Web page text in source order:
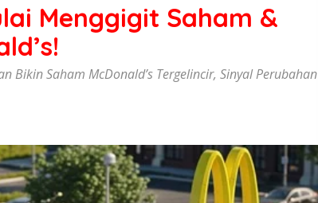
Menggigit Saham &
Bikin Saham McDonald’s Tergelincir, Sinyal Perubahan